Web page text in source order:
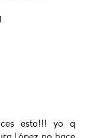
esto!!! yo q